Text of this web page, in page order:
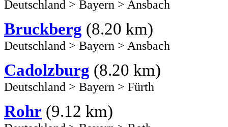
Deutschland > Bayern > Ansbach
Bruckberg (8.20 km)
Deutschland > Bayern > Ansbach
Cadolzburg (8.20 km)
Deutschland > Bayern > Fürth
Rohr (9.12 km)